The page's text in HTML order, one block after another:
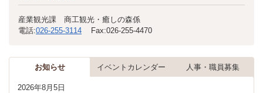
産業観光課 商工観光・癒しの森係
電話:026-255-3114 Fax:026-255-4470
お知らせ イベントカレンダー 人事・職員募集
2026年8月5日